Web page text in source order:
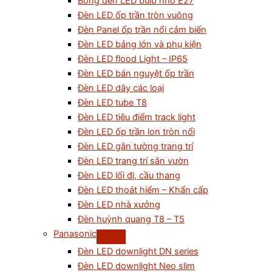
Đèn LED ốp trần tròn vuông
Đèn Panel ốp trần nổi cảm biến
Đèn LED bảng lớn và phụ kiện
Đèn LED flood Light – IP65
Đèn LED bán nguyệt ốp trần
Đèn LED dây các loại
Đèn LED tube T8
Đèn LED tiêu điểm track light
Đèn LED ốp trần lon tròn nổi
Đèn LED gắn tường trang trí
Đèn LED trang trí sân vườn
Đèn LED lối đi, cầu thang
Đèn LED thoát hiểm – Khẩn cấp
Đèn LED nhà xưởng
Đèn huỳnh quang T8 – T5
Panasonic
Đèn LED downlight DN series
Đèn LED downlight Neo slim